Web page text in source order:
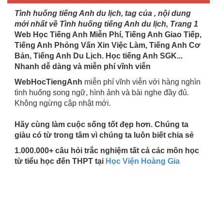
Tình huống tiếng Anh du lịch, tag của , nội dung
mới nhất về Tình huống tiếng Anh du lịch, Trang 1
Web Học Tiếng Anh Miễn Phí, Tiếng Anh Giao Tiếp,
Tiếng Anh Phỏng Vấn Xin Việc Làm, Tiếng Anh Cơ
Bản, Tiếng Anh Du Lịch. Học tiếng Anh SGK...
Nhanh dễ dàng và miễn phí vĩnh viễn
WebHocTiengAnh miễn phí vĩnh viễn với hàng nghìn
tình huống song ngữ, hình ảnh và bài nghe đầy đủ.
Không ngừng cập nhật mới.
Hãy cùng làm cuộc sống tốt đẹp hơn. Chúng ta
giàu có từ trong tâm vì chúng ta luôn biết chia sẻ
1.000.000+ câu hỏi trắc nghiệm tất cả các môn học
từ tiểu học đến THPT tại Học Viện Hoàng Gia